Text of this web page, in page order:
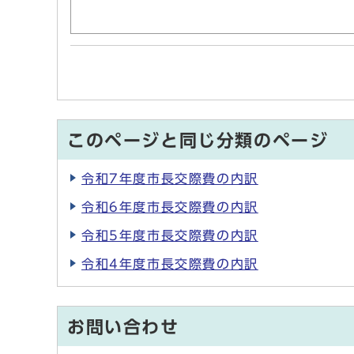
このページと同じ分類のページ
令和7年度市長交際費の内訳
令和6年度市長交際費の内訳
令和5年度市長交際費の内訳
令和4年度市長交際費の内訳
お問い合わせ